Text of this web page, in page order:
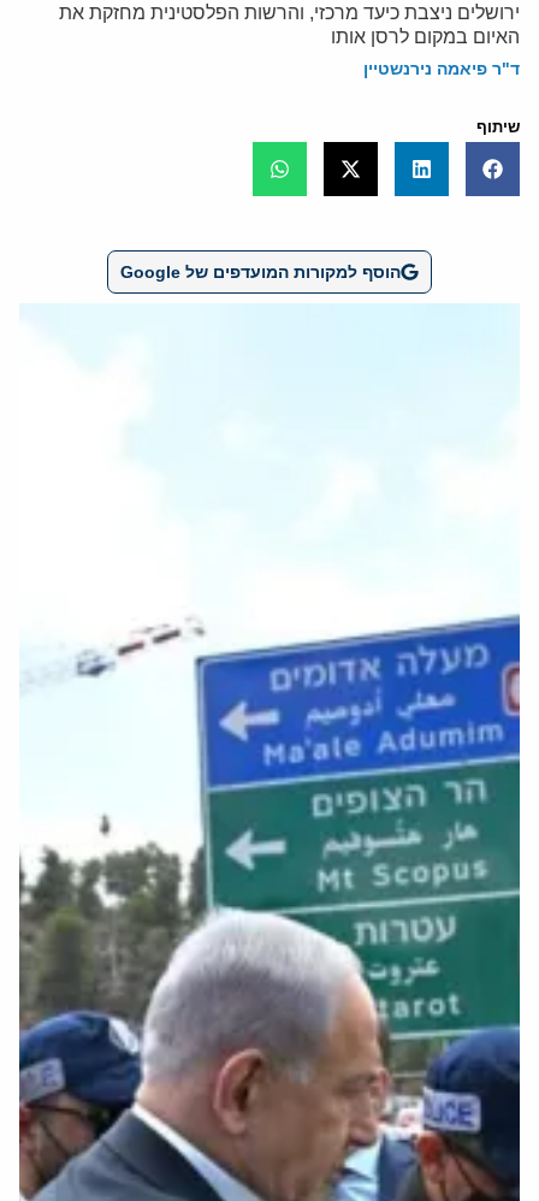
ירושלים ניצבת כיעד מרכזי, והרשות הפלסטינית מחזקת את
האיום במקום לרסן אותו
ד"ר פיאמה נירנשטיין
שיתוף
הוסף למקורות המועדפים של Google